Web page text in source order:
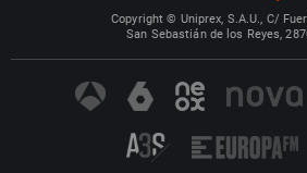
Copyright © Uniprex, S.A.U., C/
San Sebastián de los Reyes,